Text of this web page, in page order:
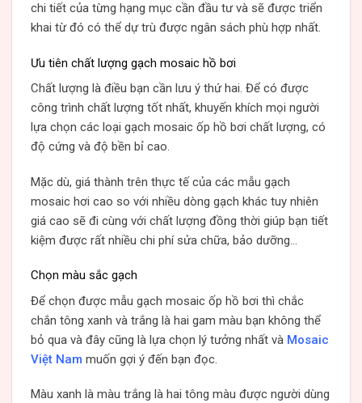
chi tiết của từng hạng mục cần đầu tư và sẽ được triển
khai từ đó có thể dự trù được ngân sách phù hợp nhất.
Ưu tiên chất lượng gạch mosaic hồ bơi
Chất lượng là điều bạn cần lưu ý thứ hai. Để có được
công trình chất lượng tốt nhất, khuyến khích mọi người
lựa chọn các loại gạch mosaic ốp hồ bơi chất lượng, có
độ cứng và độ bền bỉ cao.
Mặc dù, giá thành trên thực tế của các mẫu gạch
mosaic hơi cao so với nhiều dòng gạch khác tuy nhiên
giá cao sẽ đi cùng với chất lượng đồng thời giúp bạn tiết
kiệm được rất nhiều chi phí sửa chữa, bảo dưỡng…
Chọn màu sắc gạch
Để chọn được mẫu gạch mosaic ốp hồ bơi thì chắc
chắn tông xanh và trắng là hai gam màu bạn không thể
bỏ qua và đây cũng là lựa chọn lý tưởng nhất và Mosaic
Việt Nam muốn gợi ý đến bạn đọc.
Màu xanh là màu trắng là hai tông màu được người dùng